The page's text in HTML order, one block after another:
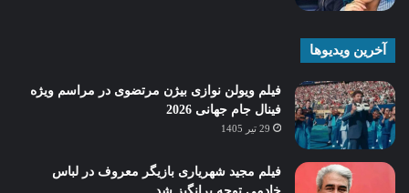
آخرین ویدیوها
فیلم ویولن نوازی بیژن مرتضوی در مراسم ویژه
فینال جام جهانی 2026
29 تیر 1405
فیلم مجید شهریاری بازیگر معروف در لباس